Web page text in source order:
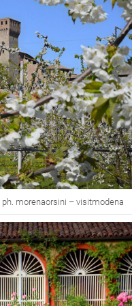
ph. morenaorsini – visitmodena